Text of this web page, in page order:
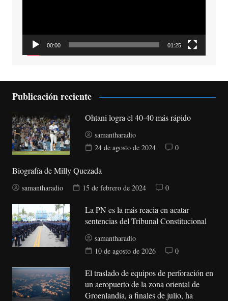
00:00 01:25
Publicación reciente
Ohtani logra el 40-40 más rápido
samantharadio
24 de agosto de 2024
0
Biografía de Milly Quezada
samantharadio 15 de febrero de 2024 0
La PN es la más reacia en acatar
sentencias del Tribunal Constitucional
samantharadio
10 de agosto de 2026
0
El traslado de equipos de perforación en
un aeropuerto de la zona oriental de
Groenlandia, a finales de julio, ha